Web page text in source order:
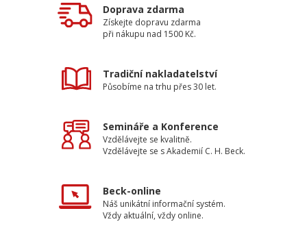
Doprava zdarma
Získejte dopravu zdarma
při nákupu nad 1500 Kč.
Tradiční nakladatelství
Působíme na trhu přes 30 let.
Semináře a Konference
Vzdělávejte se kvalitně.
Vzdělávejte se s Akademií C. H. Beck.
Beck-online
Náš unikátní informační systém.
Vždy aktuální, vždy online.